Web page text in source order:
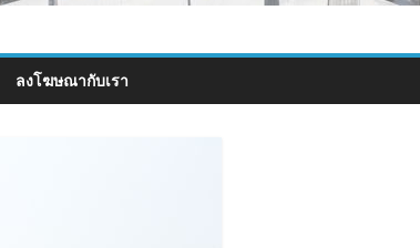
ลงโฆษณากับเรา